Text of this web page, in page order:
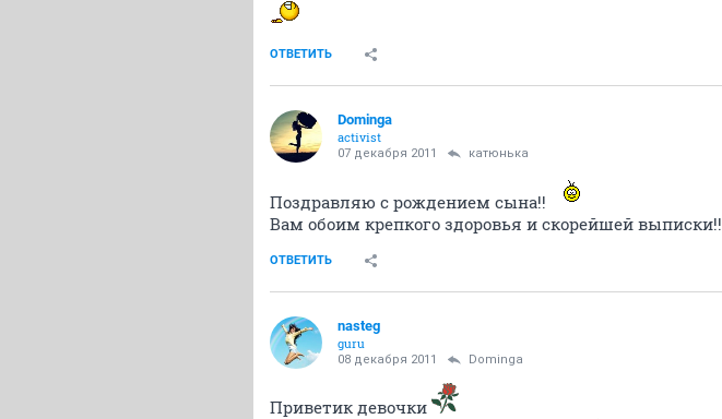
ОТВЕТИТЬ
Dominga
activist
07 декабря 2011 катюнька
Поздравляю с рождением сына!!
Вам обоим крепкого здоровья и скорейшей выписки!!
ОТВЕТИТЬ
nasteg
guru
08 декабря 2011 Dominga
Приветик девочки